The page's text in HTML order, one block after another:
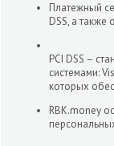
Платежный
DSS, а
PCI DSS –
системами:
которых
RBK.money